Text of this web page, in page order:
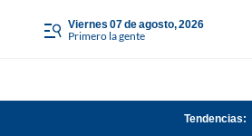
viernes 07 de agosto, 2026
Primero la gente
Tendencias: